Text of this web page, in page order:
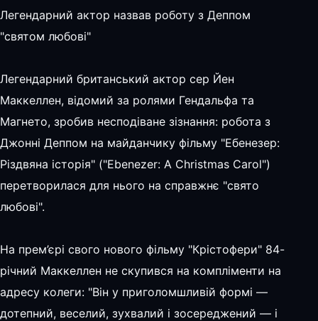
Легендарний актор назвав роботу з Деппом
"святом любові"
Легендарний британський актор сер Йен
Маккеллен, відомий за ролями Гендальфа та
Магнето, зробив несподіване зізнання: робота з
Джонні Деппом на майданчику фільму "Ебенезер:
Різдвяна історія" ("Ebenezer: A Christmas Carol")
перетворилася для нього на справжнє "свято
любові".
На прем’єрі свого нового фільму "Крістофери" 84-
річний Маккеллен не скупився на компліменти на
адресу колеги: "Він у приголомшливій формі —
дотепний, веселий, зухвалий і зосереджений — і